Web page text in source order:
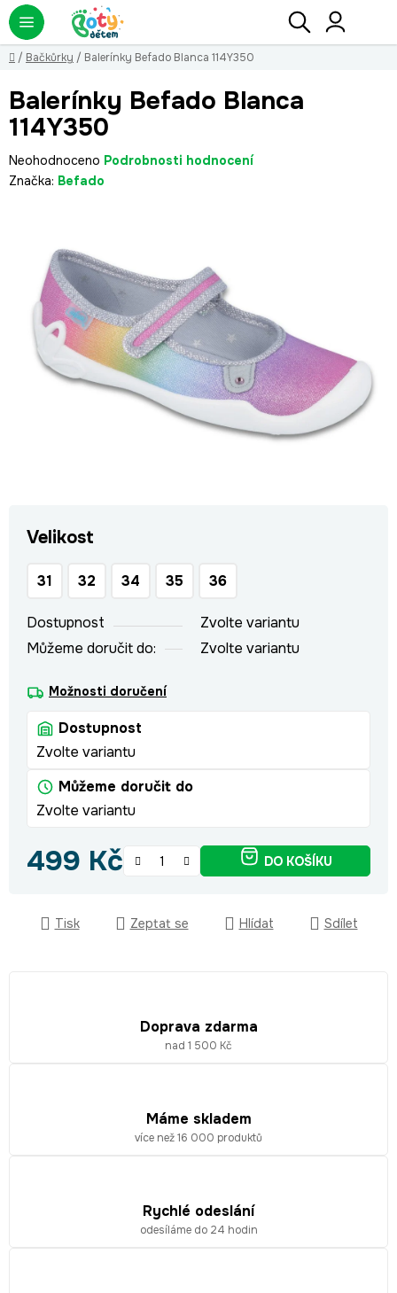
Přejít
na
obsah
Hledat
Domů
/ Bačkůrky / Balerínky Befado Blanca 114Y350
Velikost
31 32 34 35 36
Dostupnost
Zvolte variantu
Můžeme doručit do:
Zvolte variantu
Možnosti doručení
Dostupnost
Zvolte variantu
Můžeme doručit do
Zvolte variantu
499 Kč DO KOŠÍKU
Tisk Zeptat se Hlídat Sdílet
Balerínky Befado Blanca
114Y350
Průměrné
hodnocení
hvězdiček.
Neohodnoceno Podrobnosti hodnocení
Značka: Befado
Doprava zdarma
nad 1 500 Kč
Máme skladem
více než 16 000 produktů
Rychlé odeslání
odesíláme do 24 hodin